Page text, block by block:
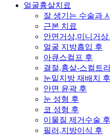
얼굴흉살치료
잘 생기는 수술과
근본 치료
안면거상,미니거상
얼굴 지방흡입 후
아큐스컬프 후
결절,흉살-스컬트
눈밑지방 재배치 후
안면 윤곽 후
눈 성형 후
코 성형 후
이물질 제거수술 후
필러,지방이식 후